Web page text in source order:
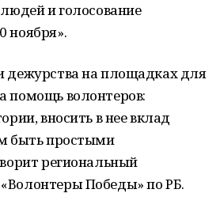
и голосование
ноября».
дежурства на площадках для
помощь волонтеров:
вносить в нее вклад
быть простыми
региональный
Победы» по РБ.